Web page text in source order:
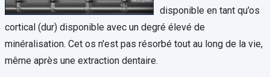
disponible en tant qu’os
cortical (dur) disponible avec un degré élevé de
minéralisation. Cet os n'est pas résorbé tout au long de la vie,
même après une extraction dentaire.